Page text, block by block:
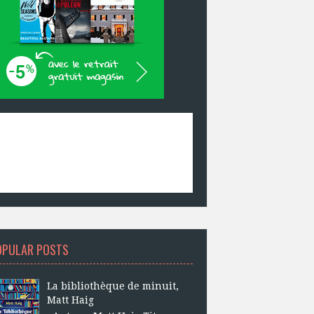
POSTS
La bibliothèque de minuit,
Matt Haig